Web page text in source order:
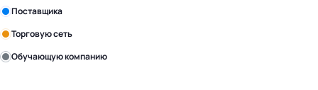
Поставщика
Торговую сеть
Обучающую компанию